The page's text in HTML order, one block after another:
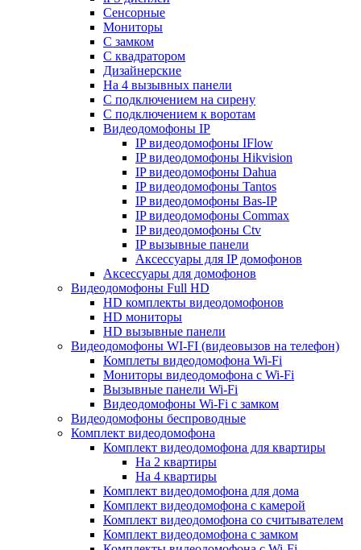
Сенсорные
Мониторы
С замком
C квадратором
Дизайнерские
На 4 вызывных панели
С подключением на сирену
С подключением к воротам
Видеодомофоны IP
IP видеодомофоны IFlow
IP видеодомофоны Hikvision
IP видеодомофоны Dahua
IP видеодомофоны Tantos
IP видеодомофоны Bas-IP
IP видеодомофоны Commax
IP видеодомофоны Ctv
IP вызывные панели
Аксессуары для IP домофонов
Аксессуары для домофонов
Видеодомофоны Full HD
HD комплекты видеодомофонов
HD мониторы
HD вызывные панели
Видеодомофоны WI-FI (видеовызов на телефон)
Комплеты видеодомофона Wi-Fi
Мониторы видеодомофона с Wi-Fi
Вызывные панели Wi-Fi
Видеодомофоны Wi-Fi с замком
Видеодомофоны беспроводные
Комплект видеодомофона
Комплект видеодомофона для квартиры
На 2 квартиры
На 4 квартиры
Комплект видеодомофона для дома
Комплект видеодомофона с камерой
Комплект видеодомофона со считывателем
Комплект видеодомофона c замком